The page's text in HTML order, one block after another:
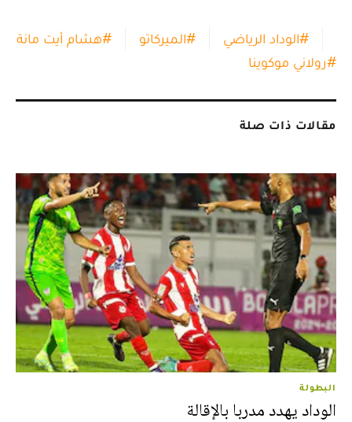
#الوداد الرياضي #الميركاتو #هشام أيت مانة
#رولاني موكوينا
مقالات ذات صلة
البطولة
الوداد يهدد مدربا بالإقالة